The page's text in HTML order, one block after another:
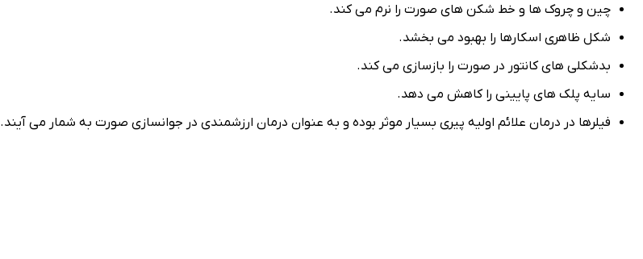
چین و چروک ها و خط شکن های صورت را نرم می کند.
شکل ظاهری اسکارها را بهبود می بخشد.
بدشکلی های کانتور در صورت را بازسازی می کند.
سایه پلک های پایینی را کاهش می دهد.
فیلرها در درمان علائم اولیه پیری بسیار موثر بوده و به عنوان درمان ارزشمندی در جوانسازی صورت به شمار می آیند.